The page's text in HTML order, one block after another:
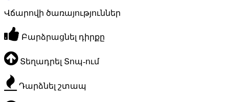
Վճարովի ծառայություններ
Բարձրացնել դիրքը
Տեղադրել Տոպ-ում
Դարձնել շտապ